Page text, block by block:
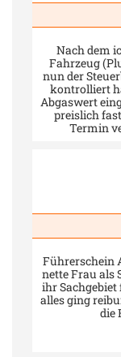
Nach dem
Fahrzeug
nun der
kontrolliert
Abgaswert
preislich
Termin
Antwort,
eintragen. So
kombinierter
doch keine
legte sie
sei und
möchten.
Kollegen zur
Gleiche mit
Führerschein
nette Frau als
ihr
alles ging
die